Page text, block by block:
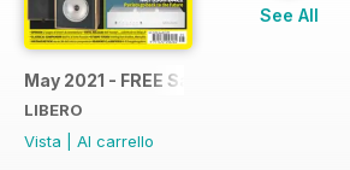
May 2021 - FREE Sample Issue
LIBERO
Vista
Al carrello
See All